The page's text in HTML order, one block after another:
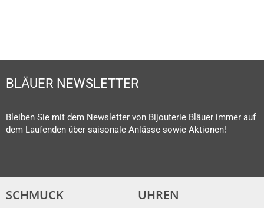
BLÄUER NEWSLETTER
Bleiben Sie mit dem Newsletter von Bijouterie Bläuer immer auf
dem Laufenden über saisonale Anlässe sowie Aktionen!
SCHMUCK UHREN